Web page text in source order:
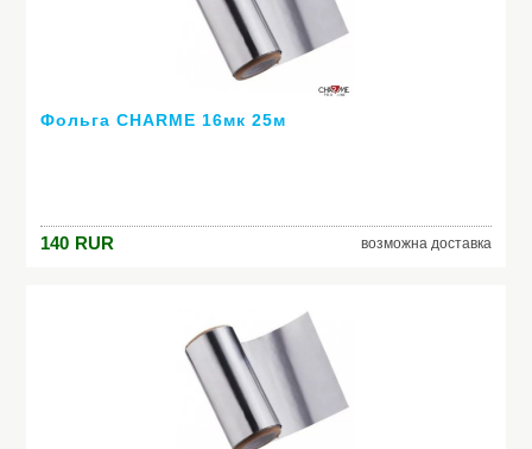
Фольга CHARME 16мк 25м
140 RUR возможна доставка